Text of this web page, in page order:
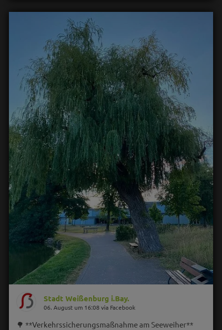
Stadt Weißenburg i.Bay.
06. August um 16:08 via Facebook
🌳 **Verkehrssicherungsmaßnahme am Seeweiher**